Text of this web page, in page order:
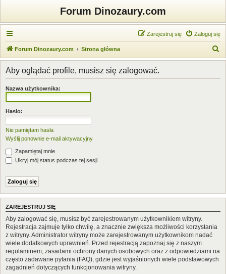
Forum Dinozaury.com
Zaloguj się
Zarejestruj się
Forum Dinozaury.com Strona główna
z
Aby oglądać profile, musisz się zalogować.
Nazwa użytkownika:
Hasło:
Nie pamiętam hasła
Wyślij ponownie e-mail aktywacyjny
Zapamiętaj mnie
Ukryj mój status podczas tej sesji
ZAREJESTRUJ SIĘ
Aby zalogować się, musisz być zarejestrowanym użytkownikiem witryny.
Rejestracja zajmuje tylko chwilę, a znacznie zwiększa możliwości korzystania
z witryny. Administrator witryny może zarejestrowanym użytkownikom nadać
wiele dodatkowych uprawnień. Przed rejestracją zapoznaj się z naszym
regulaminem, zasadami ochrony danych osobowych oraz z odpowiedziami na
często zadawane pytania (FAQ), gdzie jest wyjaśnionych wiele podstawowych
zagadnień dotyczących funkcjonowania witryny.